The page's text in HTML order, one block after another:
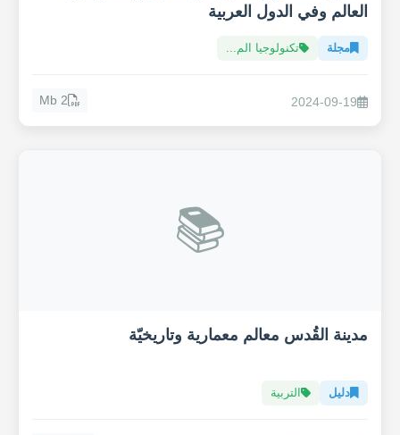
العالم وفي الدول العربية
مجلة تكنولوجيا الم...
2024-09-19
2 Mb
📚
مدينة القُدس معالم معمارية وتاريخيّة
دليل التربية